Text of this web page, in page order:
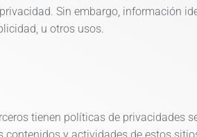
Sin embargo, información
u otros usos.
tienen políticas de privacidades